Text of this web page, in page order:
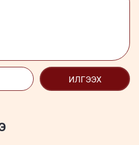
ИЛГЭЭХ